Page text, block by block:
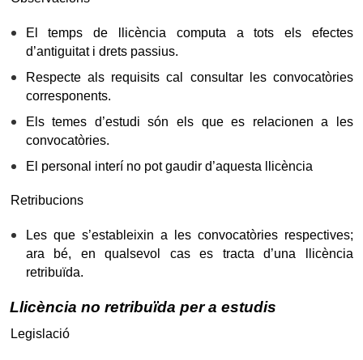
El temps de llicència computa a tots els efectes
d’antiguitat i drets passius.
Respecte als requisits cal consultar les convocatòries
corresponents.
Els temes d’estudi són els que es relacionen a les
convocatòries.
El personal interí no pot gaudir d’aquesta llicència
Retribucions
Les que s’estableixin a les convocatòries respectives;
ara bé, en qualsevol cas es tracta d’una llicència
retribuïda.
Llicència no retribuïda per a estudis
Legislació